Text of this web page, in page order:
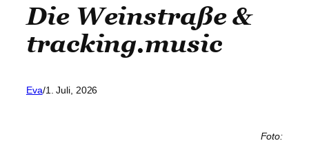
Die Weinstraße &
tracking.music
Eva/1. Juli, 2026
Foto: